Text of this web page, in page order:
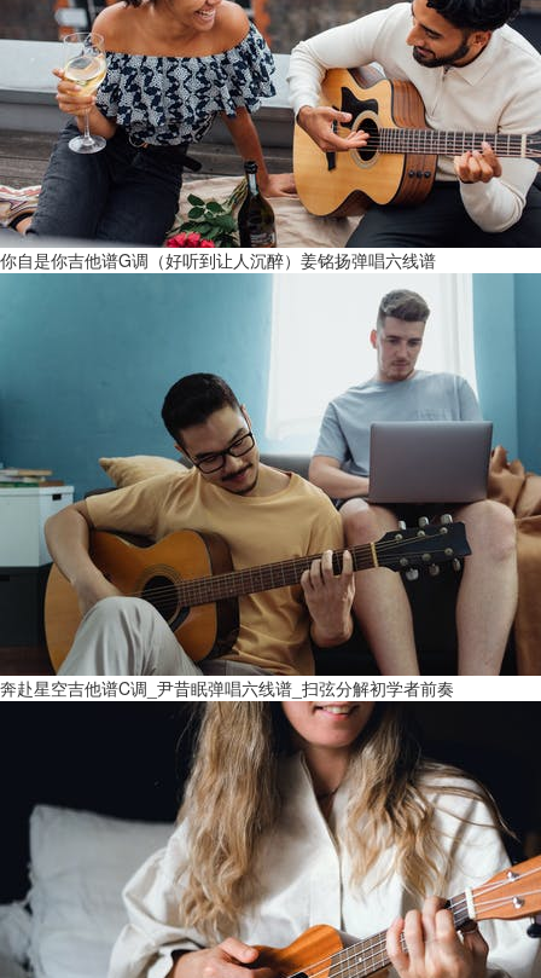
你自是你吉他谱G调（好听到让人沉醉）姜铭扬弹唱六线谱
奔赴星空吉他谱C调_尹昔眠弹唱六线谱_扫弦分解初学者前奏